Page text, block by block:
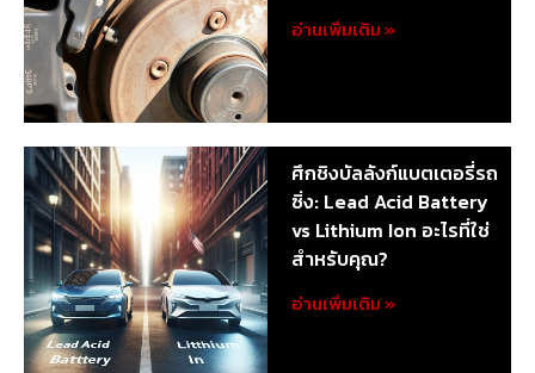
อ่านเพิ่มเติม »
ศึกชิงบัลลังก์แบตเตอรี่รถ
ซิ่ง: Lead Acid Battery
vs Lithium Ion อะไรที่ใช่
สำหรับคุณ?
อ่านเพิ่มเติม »